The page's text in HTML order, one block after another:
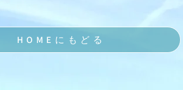
HOMEにもどる